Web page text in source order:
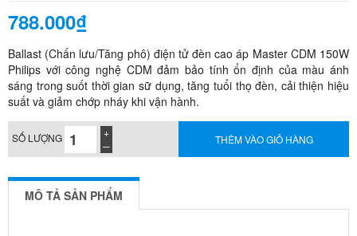
788.000₫
Ballast (Chấn lưu/Tăng phô) điện tử đèn cao áp Master CDM 150W
Philips với công nghệ CDM đảm bảo tính ổn định của màu ánh
sáng trong suốt thời gian sữ dụng, tăng tuổi thọ đèn, cải thiện hiệu
suất và giảm chớp nháy khi vận hành.
SỐ LƯỢNG THÊM VÀO GIỎ HÀNG
MÔ TẢ SẢN PHẨM